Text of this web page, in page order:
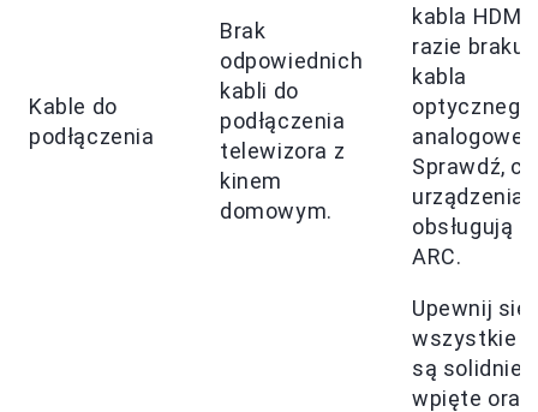
Kable do
podłączenia
Brak
odpowiednich
kabli do
podłączenia
telewizora z
kinem
domowym.
kabla
razie braku
kabla
optycznego
Sprawdź,
urządzenia
obsługują
ARC.
Upewnij
wszystkie
są solidnie
wpięte oraz